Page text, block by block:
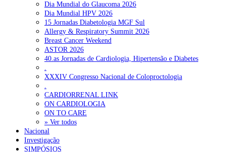
Dia Mundial do Glaucoma 2026
Dia Mundial HPV 2026
15 Jornadas Diabetologia MGF Sul
Allergy & Respiratory Summit 2026
Breast Cancer Weekend
ASTOR 2026
40.as Jornadas de Cardiologia, Hipertensão e Diabetes
.
XXXIV Congresso Nacional de Coloproctologia
.
CARDIORRENAL LINK
ON CARDIOLOGIA
ON TO CARE
» Ver todos
Nacional
Investigação
SIMPÓSIOS